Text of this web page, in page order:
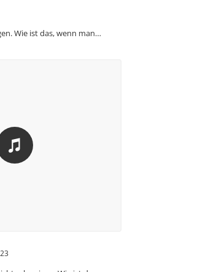
Wie ist das, wenn man…